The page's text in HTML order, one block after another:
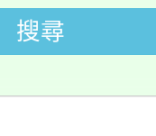
低收入戶
情可洽有
及科技
案入校路
搜尋